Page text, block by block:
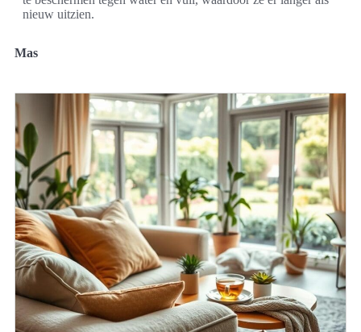
nieuw uitzien.
Mas